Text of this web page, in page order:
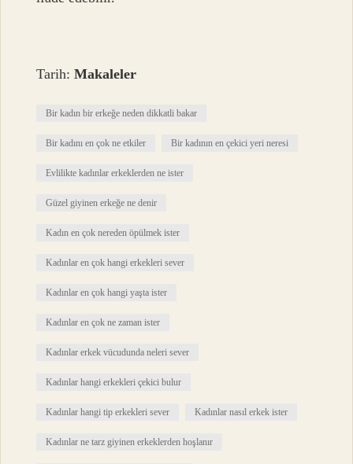
Tarih:Makaleler
Bir kadın bir erkeğe neden dikkatli bakar
Bir kadını en çok ne etkiler Bir kadının en çekici yeri neresi
Evlilikte kadınlar erkeklerden ne ister
Güzel giyinen erkeğe ne denir
Kadın en çok nereden öpülmek ister
Kadınlar en çok hangi erkekleri sever
Kadınlar en çok hangi yaşta ister
Kadınlar en çok ne zaman ister
Kadınlar erkek vücudunda neleri sever
Kadınlar hangi erkekleri çekici bulur
Kadınlar hangi tip erkekleri sever Kadınlar nasıl erkek ister
Kadınlar ne tarz giyinen erkeklerden hoşlanır